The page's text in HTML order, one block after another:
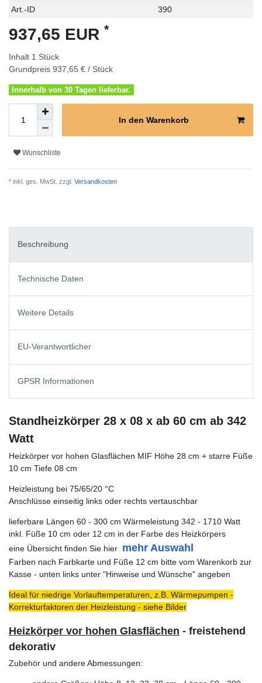
Technisches
Wert
Art.-ID 390
937,65 EUR *
Inhalt 1 Stück
Grundpreis 937,65 € / Stück
Innerhalb von 30 Tagen lieferbar.
In den Warenkorb
Wunschliste
* inkl. ges. MwSt. zzgl. Versandkosten
Beschreibung
Technische Daten
Weitere Details
EU-Verantwortlicher
GPSR Informationen
Standheizkörper 28 x 08 x ab 60 cm ab 342
Watt
Heizkörper vor hohen Glasflächen MIF Höhe 28 cm + starre Füße
10 cm Tiefe 08 cm
Heizleistung bei 75/65/20 °C
Anschlüsse einseitig links oder rechts vertauschbar
lieferbare Längen 60 - 300 cm Wärmeleistung 342 - 1710 Watt
inkl. Füße 10 cm oder 12 cm in der Farbe des Heizkörpers
eine Übersicht finden Sie hier mehr Auswahl
Farben nach Farbkarte und Füße 12 cm bitte vom Warenkorb zur
Kasse - unten links unter "Hinweise und Wünsche" angeben
Ideal für niedrige Vorlauftemperaturen, z.B. Wärmepumpen -
Korrekturfaktoren der Heizleistung - siehe Bilder
Heizkörper vor hohen Glasflächen - freistehend
dekorativ
Zubehör und andere Abmessungen: